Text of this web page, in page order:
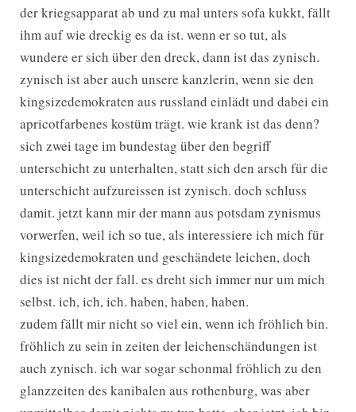
der kriegsapparat ab und zu mal unters sofa kukkt, fällt
ihm auf wie dreckig es da ist. wenn er so tut, als
wundere er sich über den dreck, dann ist das zynisch.
zynisch ist aber auch unsere kanzlerin, wenn sie den
kingsizedemokraten aus russland einlädt und dabei ein
apricotfarbenes kostüm trägt. wie krank ist das denn?
sich zwei tage im bundestag über den begriff
unterschicht zu unterhalten, statt sich den arsch für die
unterschicht aufzureissen ist zynisch. doch schluss
damit. jetzt kann mir der mann aus potsdam zynismus
vorwerfen, weil ich so tue, als interessiere ich mich für
kingsizedemokraten und geschändete leichen, doch
dies ist nicht der fall. es dreht sich immer nur um mich
selbst. ich, ich, ich. haben, haben, haben.
zudem fällt mir nicht so viel ein, wenn ich fröhlich bin.
fröhlich zu sein in zeiten der leichenschändungen ist
auch zynisch. ich war sogar schonmal fröhlich zu den
glanzzeiten des kanibalen aus rothenburg, was aber